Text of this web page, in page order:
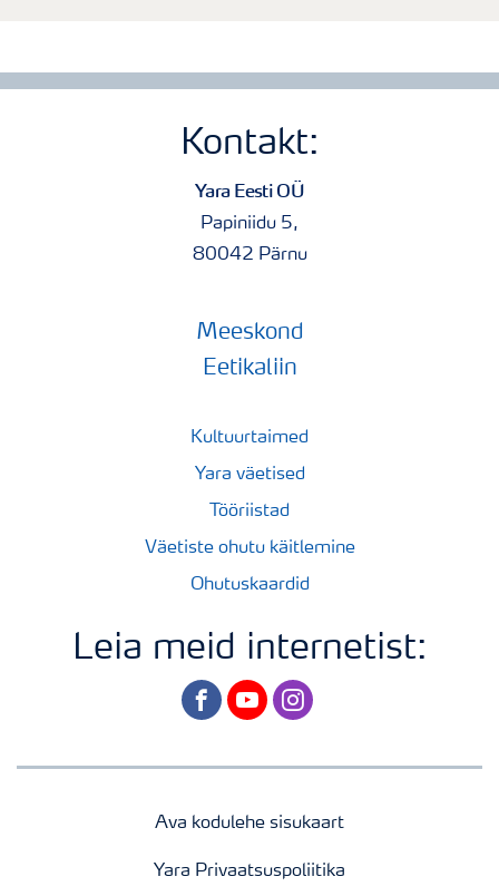
Kontakt:
Yara Eesti OÜ
Papiniidu 5,
80042 Pärnu
Meeskond
Eetikaliin
Kultuurtaimed
Yara väetised
Tööriistad
Väetiste ohutu käitlemine
Ohutuskaardid
Leia meid internetist:
facebookyoutubeinstagram
Ava kodulehe sisukaart
Yara Privaatsuspoliitika